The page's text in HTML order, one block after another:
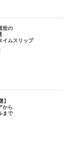
世の
ムスリップ
】
から
まで